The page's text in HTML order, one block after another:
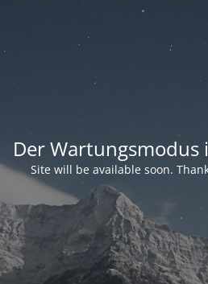
Der Wartungsmodus
Site will be available soon.